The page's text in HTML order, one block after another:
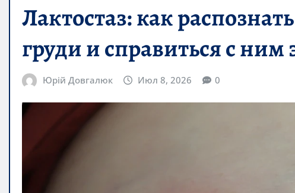
Лактостаз: как
груди и справиться с
Юрій Довгалюк Июл 8, 2026 0